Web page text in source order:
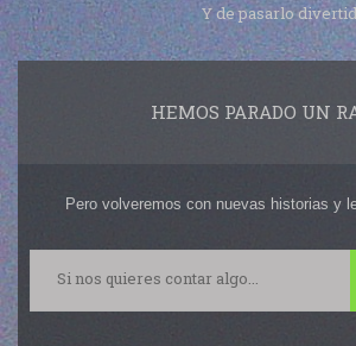
Y de pasarlo
HEMOS PARADO UN
Pero volveremos con nuevas historias y